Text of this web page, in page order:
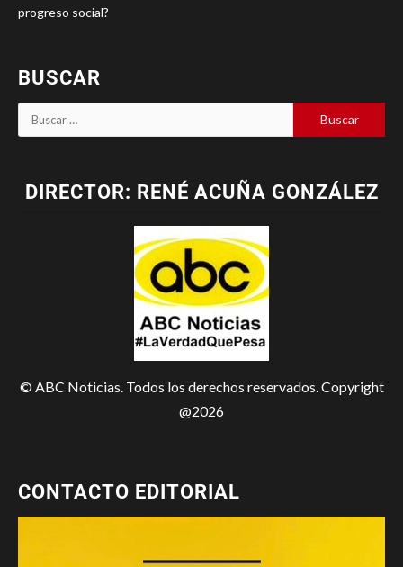
progreso social?
BUSCAR
DIRECTOR: RENÉ ACUÑA GONZÁLEZ
© ABC Noticias. Todos los derechos reservados. Copyright
@2026
CONTACTO EDITORIAL